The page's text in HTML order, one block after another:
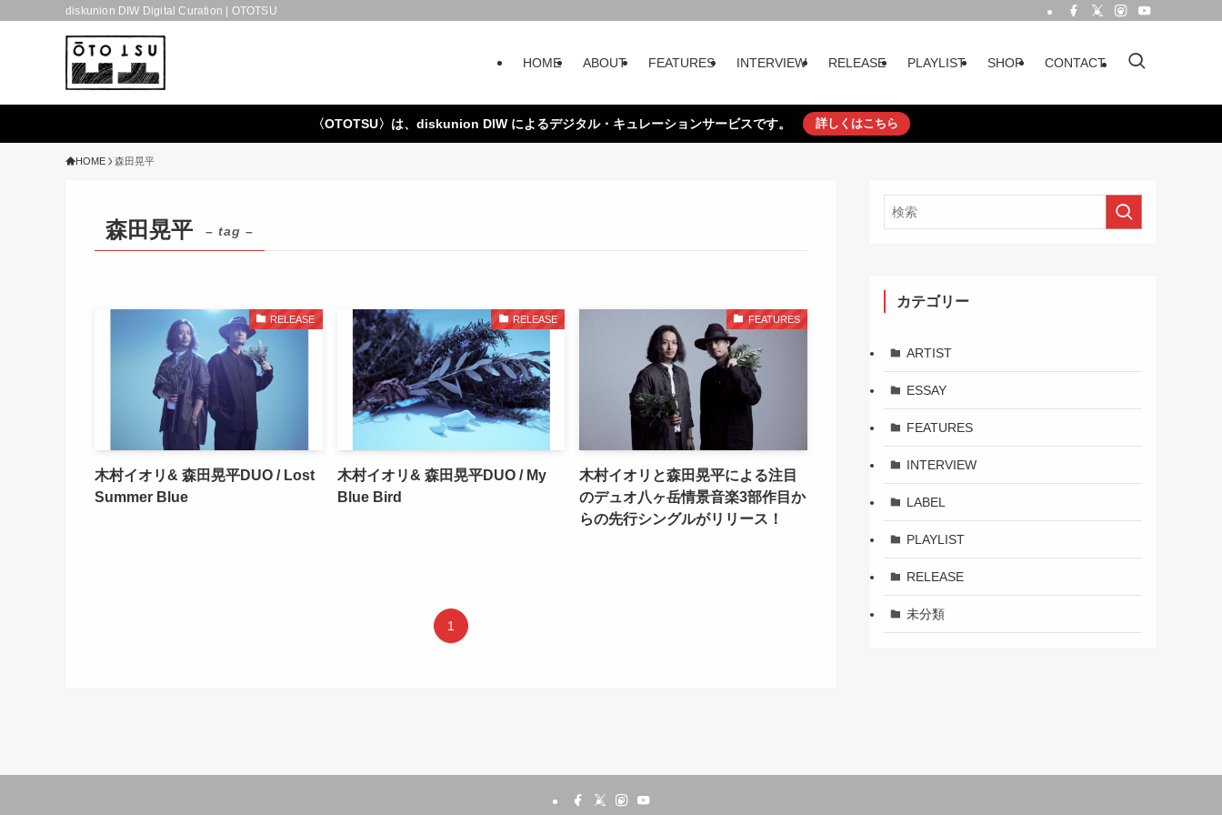
diskunion DIW Digital Curation | OTOTSU
HOME ABOUT FEATURES INTERVIEW RELEASE PLAYLIST SHOP CONTACT
〈OTOTSU〉は、diskunion DIW によるデジタル・キュレーションサービスです。 詳しくはこちら
HOME 森田晃平
森田晃平 – tag –
RELEASE
木村イオリ& 森田晃平DUO / Lost
Summer Blue
RELEASE
木村イオリ& 森田晃平DUO / My
Blue Bird
FEATURES
木村イオリと森田晃平による注目
のデュオ八ヶ岳情景音楽3部作目か
らの先行シングルがリリース！
1
カテゴリー
ARTIST
ESSAY
FEATURES
INTERVIEW
LABEL
PLAYLIST
RELEASE
未分類